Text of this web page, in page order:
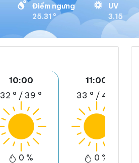
Điểm ngưng
25.31 °
UV
3.15
10:00
32 ° / 39 °
0 %
11:00
33 ° / 41 °
0 %